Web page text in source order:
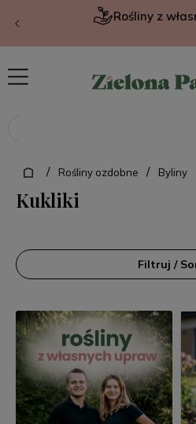
Rośliny z
/ Rośliny ozdobne / Byliny
Kukliki
Filtruj /